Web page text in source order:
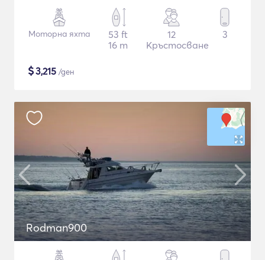
Моторна яхта
53 ft
16 m
12
Кръстосване
3
$3,215 /ден
Rodman900